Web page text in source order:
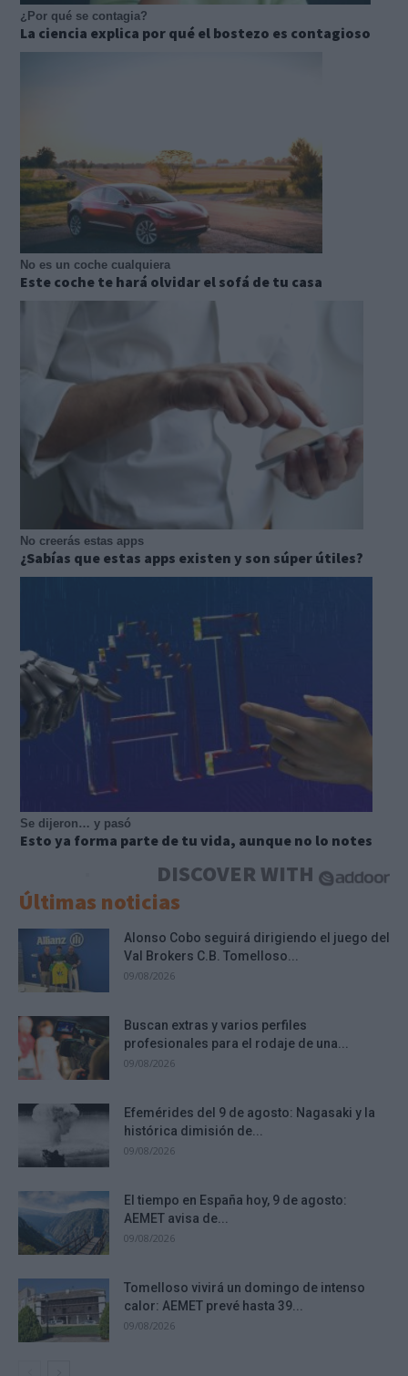
¿Por qué se contagia?
La ciencia explica por qué el bostezo es contagioso
No es un coche cualquiera
Este coche te hará olvidar el sofá de tu casa
No creerás estas apps
¿Sabías que estas apps existen y son súper útiles?
Se dijeron… y pasó
Esto ya forma parte de tu vida, aunque no lo notes
DISCOVER WITH
Últimas noticias
Alonso Cobo seguirá dirigiendo el juego del
Val Brokers C.B. Tomelloso...
09/08/2026
Buscan extras y varios perfiles
profesionales para el rodaje de una...
09/08/2026
Efemérides del 9 de agosto: Nagasaki y la
histórica dimisión de...
09/08/2026
El tiempo en España hoy, 9 de agosto:
AEMET avisa de...
09/08/2026
Tomelloso vivirá un domingo de intenso
calor: AEMET prevé hasta 39...
09/08/2026